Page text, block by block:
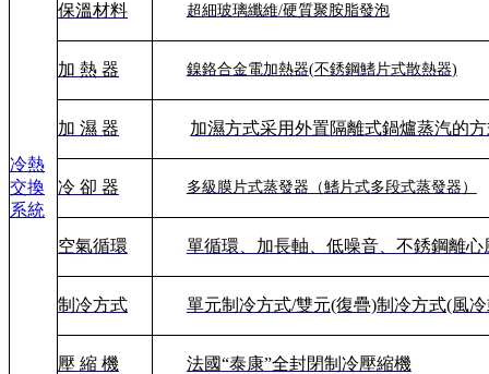
冷熱
交換
系統
保溫材料 超細玻璃纖維/硬質聚胺脂發泡
加 熱 器 鎳鉻合金電加熱器(不銹鋼鰭片式散熱器)
加 濕 器 加濕方式采用外置隔離式鍋爐蒸汽的
冷 卻 器 多級膜片式蒸發器（鰭片式多段式蒸發器 ）
空氣循環 單循環、加長軸、低噪音、不銹鋼離心
制冷方式 單元制冷方式/雙元(復疊)制冷方式(風
壓 縮 機 法國“泰康”全封閉制冷壓縮機